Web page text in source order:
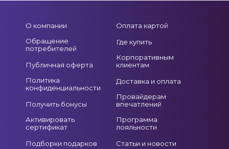
О компании
Обращение
потребителей
Публичная оферта
Политика
конфиденциальности
Получить бонусы
Активировать
сертификат
Подборки подарков
Оплата картой
Где купить
Корпоративным
клиентам
Доставка и оплата
Провайдерам
впечатлений
Программа
лояльности
Статьи и новости